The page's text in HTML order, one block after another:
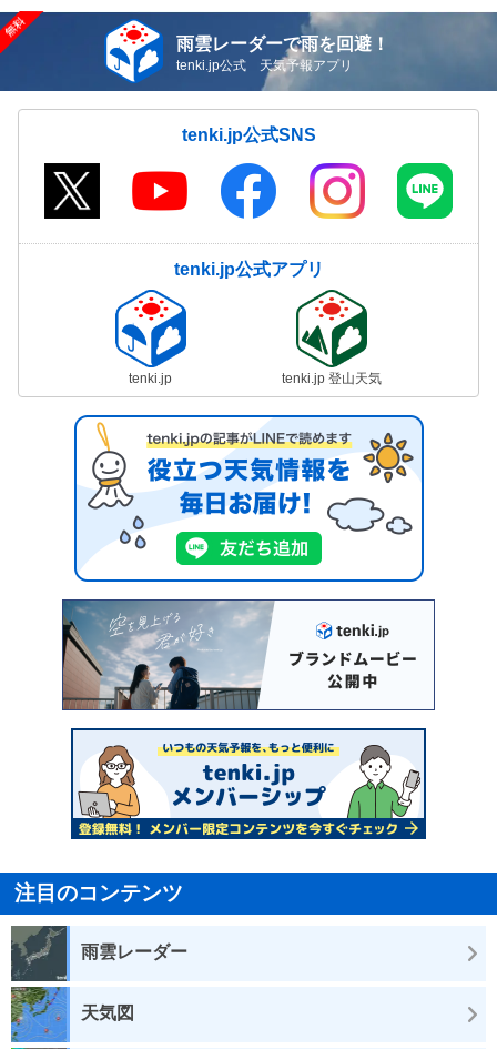
雨雲レーダーで雨を回避！
tenki.jp公式 天気予報アプリ
tenki.jp公式SNS
tenki.jp公式アプリ
tenki.jp tenki.jp 登山天気
注目のコンテンツ
雨雲レーダー
天気図